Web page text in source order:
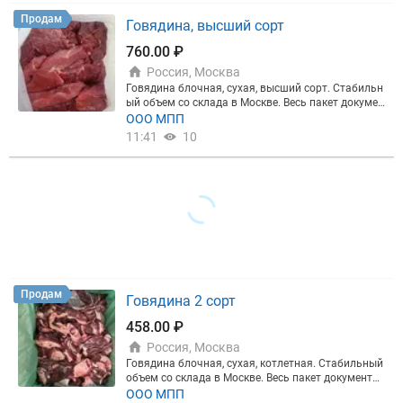
Продам
Говядина, высший сорт
760.00 ₽
Россия, Москва
Говядина блочная, сухая, высший сорт. Стабильн
ый объем со склада в Москве. Весь пакет докумен
тов.
ООО МПП
11:41
10
Продам
Говядина 2 сорт
458.00 ₽
Россия, Москва
Говядина блочная, сухая, котлетная. Стабильный
объем со склада в Москве. Весь пакет документо
в.
ООО МПП